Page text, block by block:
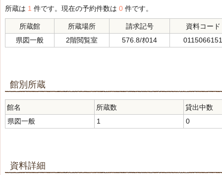
所蔵は 1 件です。現在の予約件数は 0 件です。
所蔵館 所蔵場所 請求記号
資料コード
県図一般
2階閲覧室 576.8/ｵ014 0115066151
館別所蔵
館名 所蔵数
貸出中数
県図一般
1 0
資料詳細